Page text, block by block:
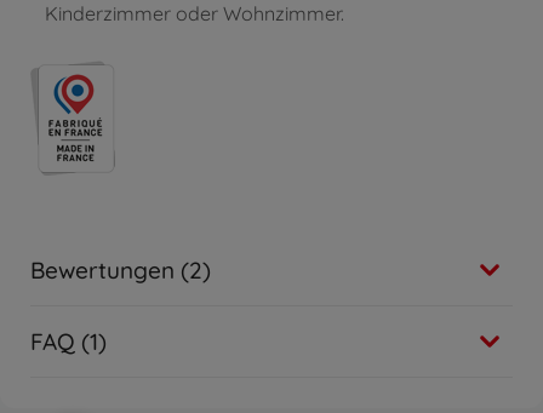
Kinderzimmer oder Wohnzimmer.
Bewertungen (2)
FAQ (1)